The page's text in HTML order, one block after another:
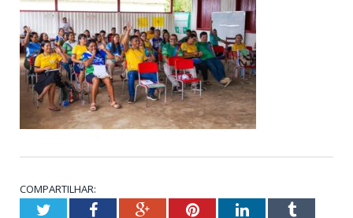
COMPARTILHAR:
TwitterFacebookGoogle+PinterestLinkedInTumblr